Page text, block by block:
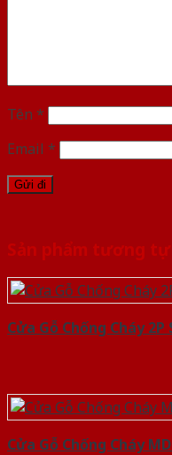
Tên *
Email *
Sản phẩm tương tự
Cửa Gỗ Chống Cháy
Cửa Gỗ Chống Cháy